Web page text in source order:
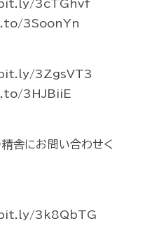
bit.ly/3cTGhvf
3SoonYn
bit.ly/3ZgsVT3
3HJBiiE
舎にお問い合わせく
bit.ly/3k8QbTG